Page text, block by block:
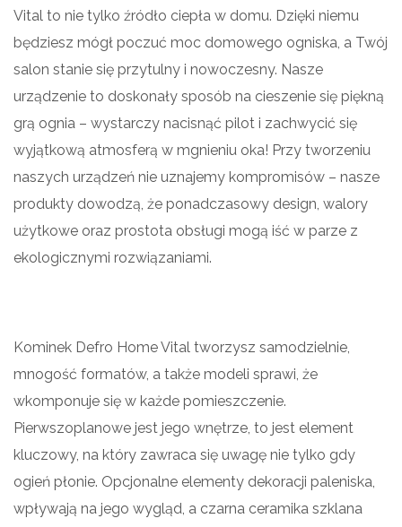
Vital to nie tylko źródło ciepła w domu. Dzięki niemu
będziesz mógł poczuć moc domowego ogniska, a Twój
salon stanie się przytulny i nowoczesny. Nasze
urządzenie to doskonały sposób na cieszenie się piękną
grą ognia – wystarczy nacisnąć pilot i zachwycić się
wyjątkową atmosferą w mgnieniu oka! Przy tworzeniu
naszych urządzeń nie uznajemy kompromisów – nasze
produkty dowodzą, że ponadczasowy design, walory
użytkowe oraz prostota obsługi mogą iść w parze z
ekologicznymi rozwiązaniami.
Kominek Defro Home Vital tworzysz samodzielnie,
mnogość formatów, a także modeli sprawi, że
wkomponuje się w każde pomieszczenie.
Pierwszoplanowe jest jego wnętrze, to jest element
kluczowy, na który zawraca się uwagę nie tylko gdy
ogień płonie. Opcjonalne elementy dekoracji paleniska,
wpływają na jego wygląd, a czarna ceramika szklana